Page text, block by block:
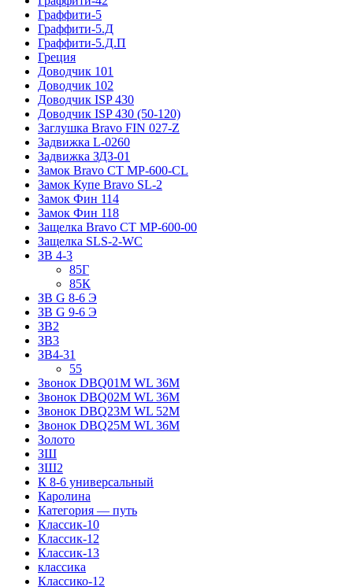
Граффити-5
Граффити-5.Д
Граффити-5.Д.П
Греция
Доводчик 101
Доводчик 102
Доводчик ISP 430
Доводчик ISP 430 (50-120)
Заглушка Bravo FIN 027-Z
Задвижка L-0260
Задвижка ЗДЗ-01
Замок Bravo СТ MP-600-CL
Замок Купе Bravo SL-2
Замок Фин 114
Замок Фин 118
Защелка Bravo СТ MP-600-00
Защелка SLS-2-WC
ЗВ 4-3
85Г
85К
ЗВ G 8-6 Э
ЗВ G 9-6 Э
ЗВ2
ЗВ3
ЗВ4-31
55
Звонок DBQ01M WL 36M
Звонок DBQ02M WL 36M
Звонок DBQ23M WL 52M
Звонок DBQ25M WL 36M
Золото
ЗШ
ЗШ2
К 8-6 универсальный
Каролина
Категория — путь
Классик-10
Классик-12
Классик-13
классика
Классико-12